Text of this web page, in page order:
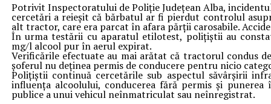
Potrivit Inspectoratului de Poliție Județean Alba,
cercetări a reieșit că bărbatul ar fi pierdut controlul
alt tractor, care era parcat în afara părții carosabile.
În urma testării cu aparatul etilotest, polițiștii au
mg/l alcool pur în aerul expirat.
Verificările efectuate au mai arătat că tractorul condus
șoferul nu deținea permis de conducere pentru nicio
Polițiștii continuă cercetările sub aspectul săvârșirii
influența alcoolului, conducerea fără permis și
publice a unui vehicul neînmatriculat sau neînregistrat.